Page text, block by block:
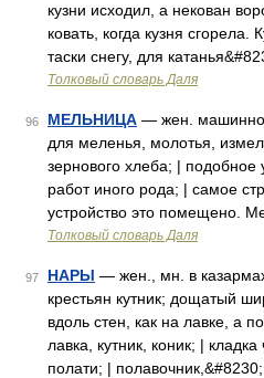
кузни исходил, а некован
ковать, когда кузня сгорела.
таски снегу, для
Толковый словарь Даля
96 МЕЛЬНИЦА — жен.
для меленья, молотья,
зернового хлеба; | подобное
работ иного рода; | самое
устройство это помещено.
Толковый словарь Даля
97 НАРЫ — жен., мн. в
крестьян кутник; дощатый
вдоль стен, как на лавке, а
лавка, кутник, коник; |
полати; |